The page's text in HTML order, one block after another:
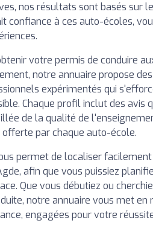
nos résultats sont basés sur
confiance à ces auto-écoles,
votre permis de conduire
notre annuaire propose
expérimentés qui
Chaque profil inclut des avis
de la qualité de
par chaque auto-école.
permet de localiser
afin que vous puissiez
Que vous débutiez ou
notre annuaire vous met en
engagées pour votre